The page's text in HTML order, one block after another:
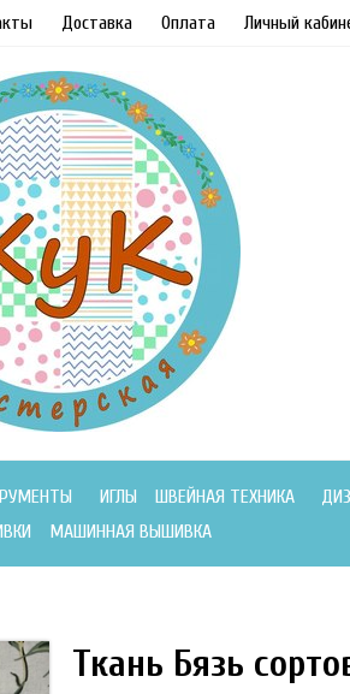
Доставка Оплата Личный
ИГЛЫ ШВЕЙНАЯ ТЕХНИКА
МАШИННАЯ ВЫШИВКА
Ткань Бязь